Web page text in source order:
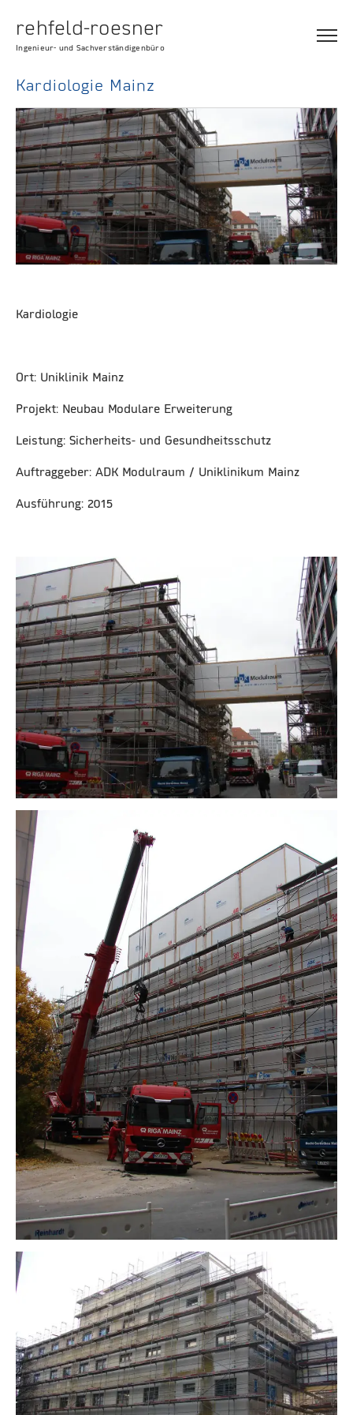
rehfeld-roesner
Ingenieur- und Sachverständigenbüro
Kardiologie Mainz
Kardiologie
Ort: Uniklinik Mainz
Projekt: Neubau Modulare Erweiterung
Leistung: Sicherheits- und Gesundheitsschutz
Auftraggeber: ADK Modulraum / Uniklinikum Mainz
Ausführung: 2015